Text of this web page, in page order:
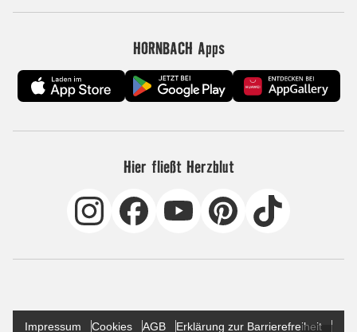
HORNBACH Apps
Hier fließt Herzblut
Impressum Cookies AGB Erklärung zur Barrierefreiheit